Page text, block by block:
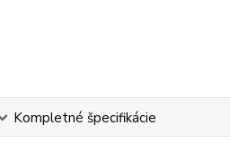
Kompletné špecifikácie